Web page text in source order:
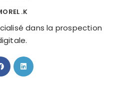
.K
dans la prospection
S’ouvre
dans
S’ouvre
dans